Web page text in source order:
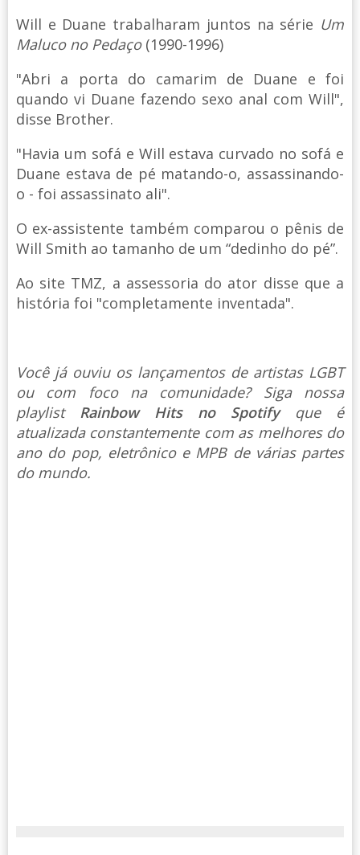
Will e Duane trabalharam juntos na série Um
Maluco no Pedaço(1990-1996)
"Abri a porta do camarim de Duane e foi
quando vi Duane fazendo sexo anal com Will",
disse Brother.
"Havia um sofá e Will estava curvado no sofá e
Duane estava de pé matando-o, assassinando-
o - foi assassinato ali".
O ex-assistente também comparou o pênis de
Will Smith ao tamanho de um “dedinho do pé”.
Ao site TMZ, a assessoria do ator disse que a
história foi "completamente inventada".
Você já ouviu os lançamentos de artistas LGBT
ou com foco na comunidade? Siga nossa
playlist Rainbow Hits no Spotify que é
atualizada constantemente com as melhores do
ano do pop, eletrônico e MPB de várias partes
do mundo.